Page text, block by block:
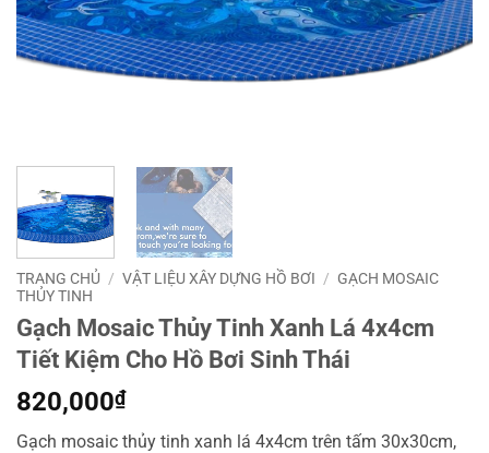
TRANG CHỦ / VẬT LIỆU XÂY DỰNG HỒ BƠI / GẠCH MOSAIC
THỦY TINH
Gạch Mosaic Thủy Tinh Xanh Lá 4x4cm
Tiết Kiệm Cho Hồ Bơi Sinh Thái
820,000₫
Gạch mosaic thủy tinh xanh lá 4x4cm trên tấm 30x30cm,